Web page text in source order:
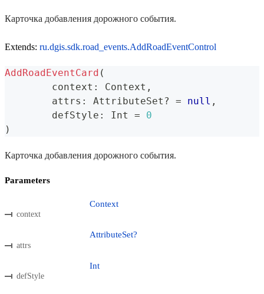
Карточка добавления дорожного события.
Extends: ru.dgis.sdk.road_events.AddRoadEventControl
AddRoadEventCard (
	context
: Context ,
	attrs
: AttributeSet ? = null ,
	defStyle
: Int =
0
)
Карточка добавления дорожного события.
Parameters
context
Context
attrs
AttributeSet?
defStyle
Int